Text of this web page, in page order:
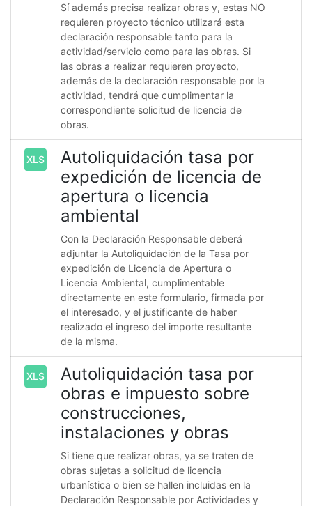
Sí además precisa realizar obras y, estas NO
requieren proyecto técnico utilizará esta
declaración responsable tanto para la
actividad/servicio como para las obras. Si
las obras a realizar requieren proyecto,
además de la declaración responsable por la
actividad, tendrá que cumplimentar la
correspondiente solicitud de licencia de
obras.
XLS
Autoliquidación tasa por
expedición de licencia de
apertura o licencia
ambiental
Con la Declaración Responsable deberá
adjuntar la Autoliquidación de la Tasa por
expedición de Licencia de Apertura o
Licencia Ambiental, cumplimentable
directamente en este formulario, firmada por
el interesado, y el justificante de haber
realizado el ingreso del importe resultante
de la misma.
XLS
Autoliquidación tasa por
obras e impuesto sobre
construcciones,
instalaciones y obras
Si tiene que realizar obras, ya se traten de
obras sujetas a solicitud de licencia
urbanística o bien se hallen incluidas en la
Declaración Responsable por Actividades y